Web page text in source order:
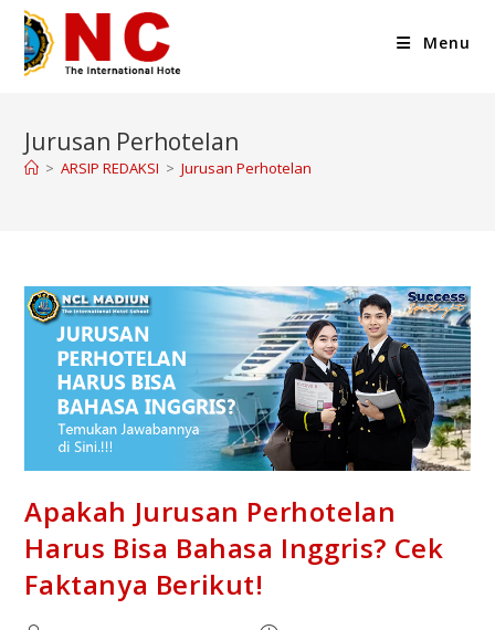
Menu
Jurusan Perhotelan
> ARSIP REDAKSI > Jurusan Perhotelan
Apakah Jurusan Perhotelan
Harus Bisa Bahasa Inggris? Cek
Faktanya Berikut!